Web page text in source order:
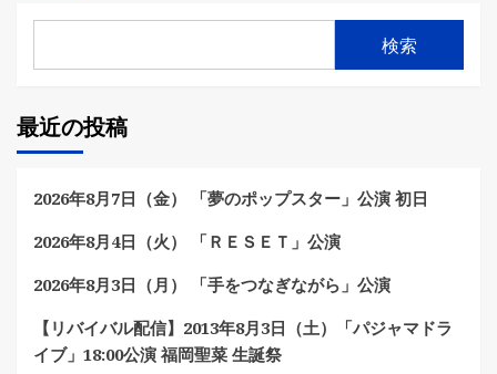
検索
最近の投稿
2026年8月7日（金） 「夢のポップスター」公演 初日
2026年8月4日（火） 「ＲＥＳＥＴ」公演
2026年8月3日（月） 「手をつなぎながら」公演
【リバイバル配信】2013年8月3日（土）「パジャマドラ
イブ」18:00公演 福岡聖菜 生誕祭